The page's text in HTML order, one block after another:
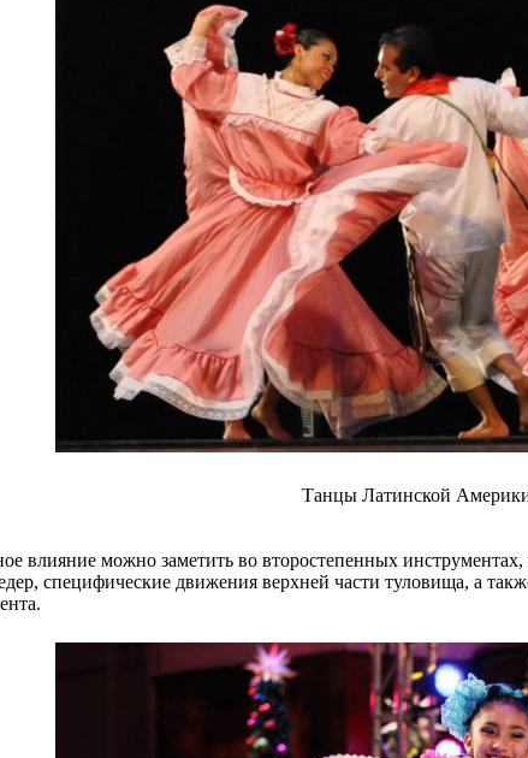
Танцы Латинской
влияние можно заметить во второстепенных
специфические движения верхней части туловища, а